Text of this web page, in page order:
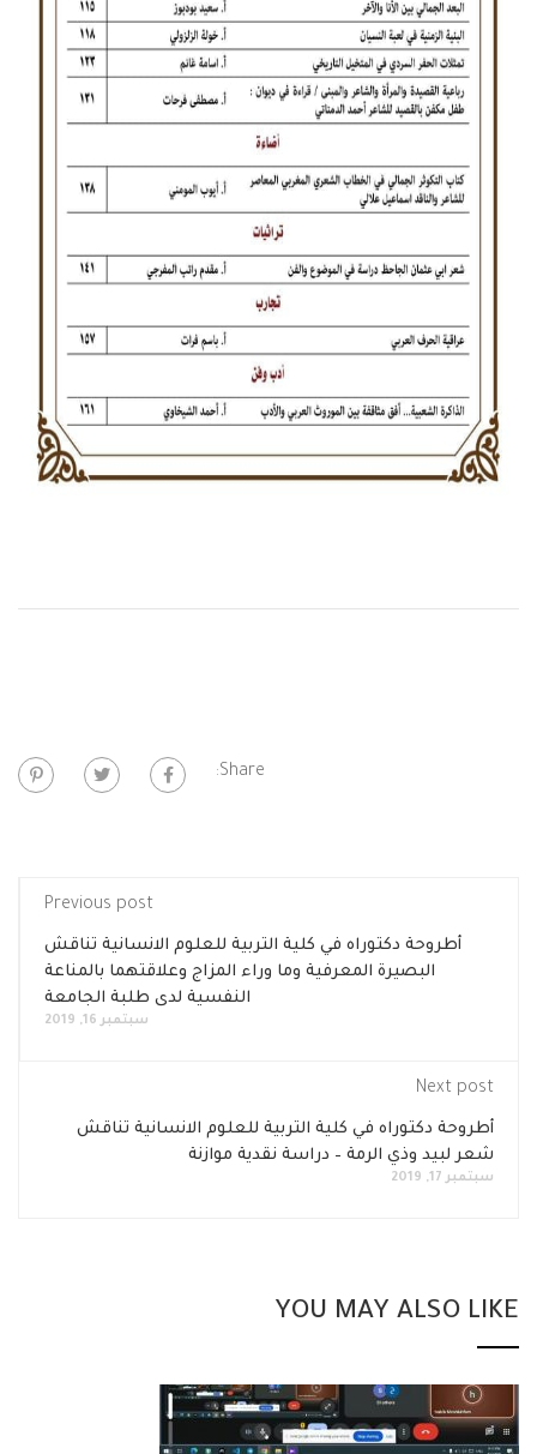
Share:
Previous post
أطروحة دكتوراه في كلية التربية للعلوم الانسانية تناقش
البصيرة المعرفية وما وراء المزاج وعلاقتهما بالمناعة
النفسية لدى طلبة الجامعة
سبتمبر 16, 2019
Next post
أطروحة دكتوراه في كلية التربية للعلوم الانسانية تناقش
شعر لبيد وذي الرمة – دراسة نقدية موازنة
سبتمبر 17, 2019
YOU MAY ALSO LIKE